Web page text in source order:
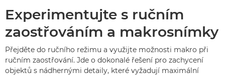
Experimentujte s ručním
zaostřováním a makrosnímky
Přejděte do ručního režimu a využijte možnosti makro při
ručním zaostřování. Jde o dokonalé řešení pro zachycení
objektů s nádhernými detaily, které vyžadují maximální